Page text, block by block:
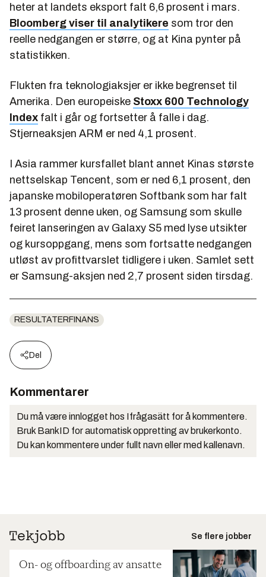
heter at landets eksport falt 6,6 prosent i mars.
Bloomberg viser til analytikere som tror den
reelle nedgangen er større, og at Kina pynter på
statistikken.
Flukten fra teknologiaksjer er ikke begrenset til
Amerika. Den europeiske Stoxx 600 Technology
Index falt i går og fortsetter å falle i dag.
Stjerneaksjen ARM er ned 4,1 prosent.
I Asia rammer kursfallet blant annet Kinas største
nettselskap Tencent, som er ned 6,1 prosent, den
japanske mobiloperatøren Softbank som har falt
13 prosent denne uken, og Samsung som skulle
feiret lanseringen av Galaxy S5 med lyse utsikter
og kursoppgang, mens som fortsatte nedgangen
utløst av profittvarslet tidligere i uken. Samlet sett
er Samsung-aksjen ned 2,7 prosent siden tirsdag.
RESULTATERFINANS
Del
Kommentarer
Du må være innlogget hos Ifrågasätt for å kommentere.
Bruk BankID for automatisk oppretting av brukerkonto.
Du kan kommentere under fullt navn eller med kallenavn.
Se flere jobber
On- og offboarding av ansatte